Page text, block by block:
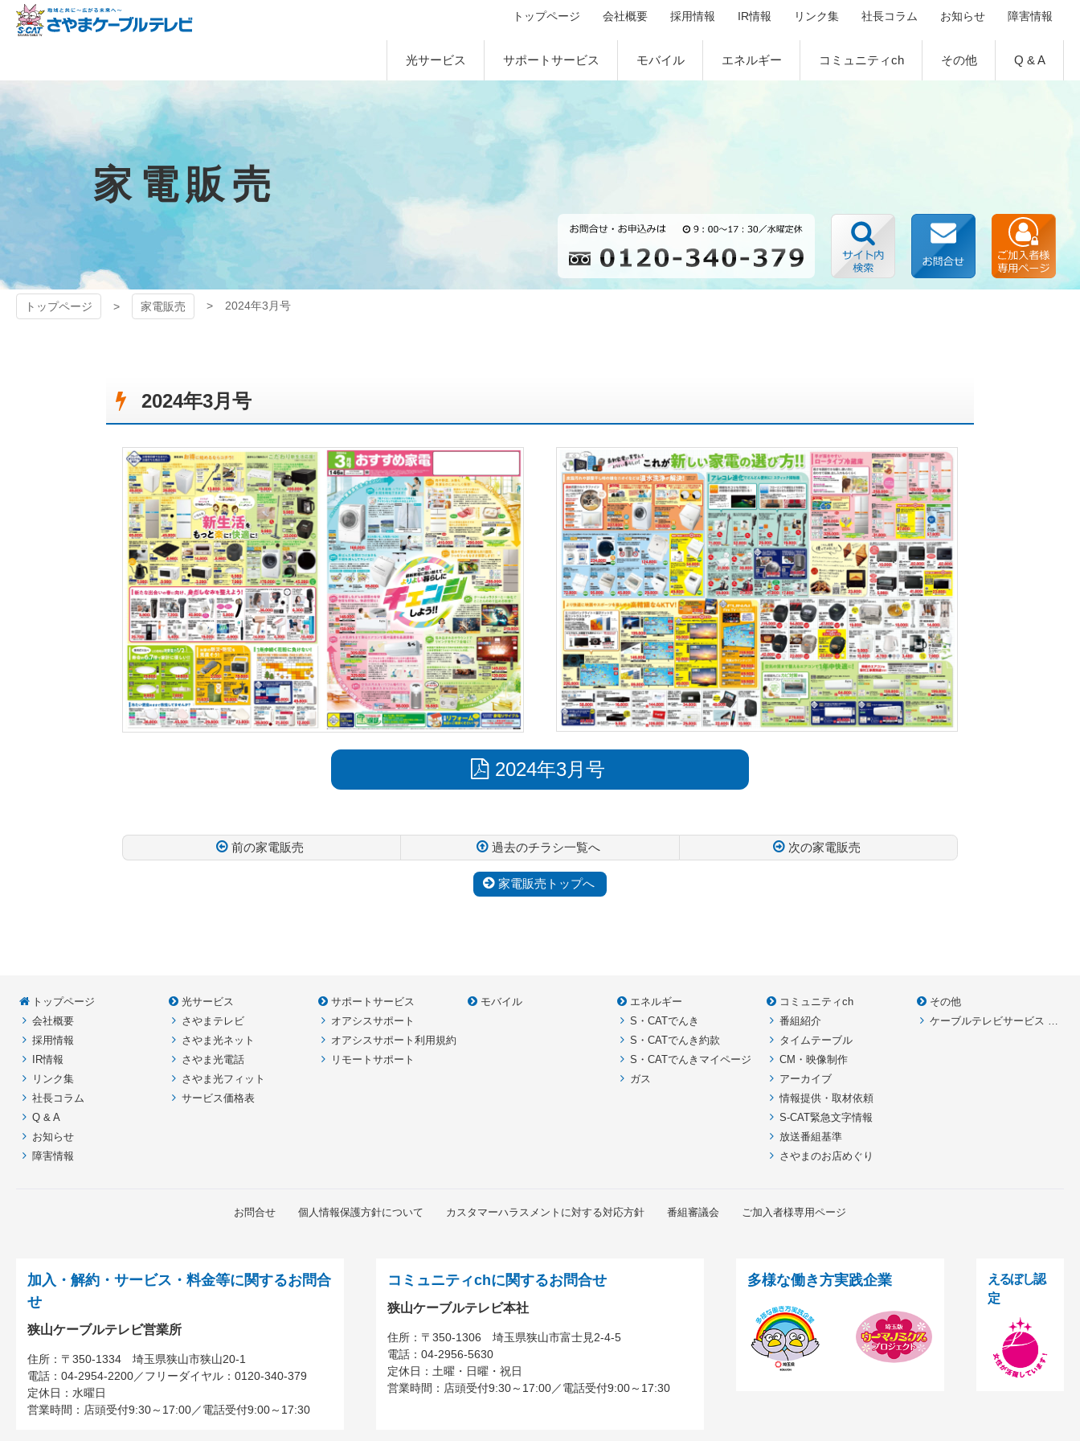
本
キ
ッ
テレビ
トップページ 会社概要 採用情報 IR情報 リンク集 社長コラム お知らせ 障害情報
光サービス サポートサービス モバイル エネルギー コミュニティch その他 Q & A
家電販売
トップページ 家電販売 2024年3月号
2024年3月号
2024年3月号
前の家電販売 過去のチラシ一覧へ 次の家電販売
家電販売トップへ
本頭
トップページ
会社概要
採用情報
IR情報
リンク集
社長コラム
Q & A
お知らせ
障害情報
光サービス
さやまテレビ
さやま光ネット
さやま光電話
さやま光フィット
サービス価格表
サポートサービス
オアシスサポート
オアシスサポート利用規約
リモートサポート
モバイル
エネルギー
S・CATでんき
S・CATでんき約款
S・CATでんきマイページ
ガス
コミュニティch
番組紹介
タイムテーブル
CM・映像制作
アーカイブ
情報提供・取材依頼
S-CAT緊急文字情報
放送番組基準
さやまのお店めぐり
その他
ケーブルテレビサービス HOME
お問合せ 個人情報保護方針について カスタマーハラスメントに対する対応方針 番組審議会 ご加入者様専用ページ
加入・解約・サービス・料金等に関するお問合
せ
狭山ケーブルテレビ営業所
住所： 〒350-1334 埼玉県狭山市狭山20-1
電話： 04-2954-2200／フリーダイヤル：0120-340-379
定休日：水曜日
営業時間： 店頭受付9:30～17:00／電話受付9:00～17:30
コミュニティchに関するお問合せ
狭山ケーブルテレビ本社
住所： 〒350-1306 埼玉県狭山市富士見2-4-5
電話： 04-2956-5630
定休日：土曜・日曜・祝日
営業時間： 店頭受付9:30～17:00／電話受付9:00～17:30
多様な働き方実践企業
えるぼし認
定